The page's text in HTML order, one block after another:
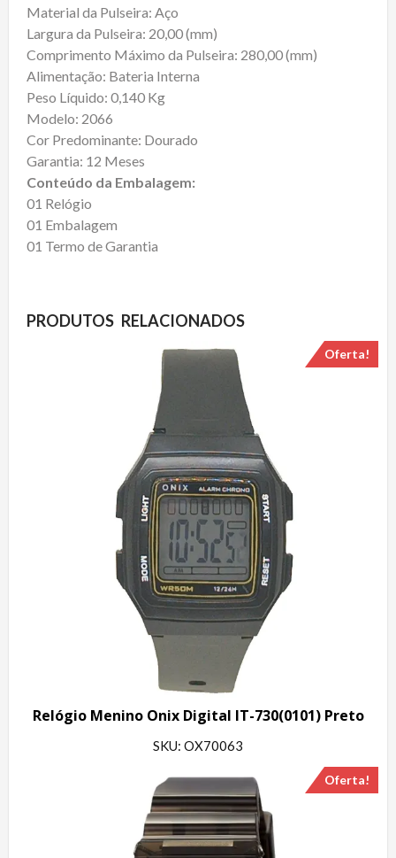
Material da Pulseira: Aço
Largura da Pulseira: 20,00 (mm)
Comprimento Máximo da Pulseira: 280,00 (mm)
Alimentação: Bateria Interna
Peso Líquido: 0,140 Kg
Modelo: 2066
Cor Predominante: Dourado
Garantia: 12 Meses
Conteúdo da Embalagem:
01 Relógio
01 Embalagem
01 Termo de Garantia
PRODUTOS RELACIONADOS
Oferta!
Relógio Menino Onix Digital IT-730(0101) Preto
SKU: OX70063
Oferta!